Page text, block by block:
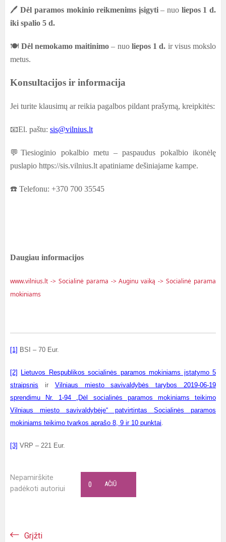
🖊️ Dėl paramos mokinio reikmenims įsigyti– nuo liepos 1 d.
iki spalio 5 d.
🍽️ Dėl nemokamo maitinimo – nuo liepos 1 d. ir visus mokslo
metus.
Konsultacijos ir informacija
Jei turite klausimų ar reikia pagalbos pildant prašymą, kreipkitės:
📧El. paštu: sis@vilnius.lt
💬Tiesioginio pokalbio metu – paspaudus pokalbio ikonėlę
puslapio https://sis.vilnius.lt apatiniame dešiniajame kampe.
☎️ Telefonu: +370 700 35545
Daugiau informacijos
www.vilnius.lt -> Socialinė parama -> Auginu vaiką -> Socialinė parama
mokiniams
[1] BSI – 70 Eur.
[2]
Lietuvos Respublikos socialinės paramos mokiniams įstatymo 5
straipsnis ir Vilniaus miesto savivaldybės tarybos 2019-06-19
sprendimu Nr. 1-94 „Dėl socialinės paramos mokiniams teikimo
Vilniaus miesto savivaldybėje“ patvirtintas Socialinės paramos
mokiniams teikimo tvarkos aprašo 8, 9 ir 10 punktai.
[3] VRP – 221 Eur.
Nepamirškite
padėkoti autoriui
AČIŪ
0
Grįžti